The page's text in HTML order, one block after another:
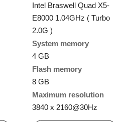
Intel Braswell Quad X5-
E8000 1.04GHz ( Turbo
2.0G )
System memory
4 GB
Flash memory
8 GB
Maximum resolution
3840 x 2160@30Hz